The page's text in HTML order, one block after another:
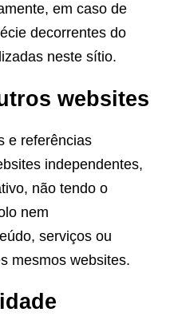
em caso de
decorrentes do
neste sítio.
websites
e referências
independentes,
não tendo o
nem
serviços ou
mesmos websites.